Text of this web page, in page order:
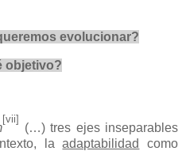
evolucionar?
objetivo?
[vii]
(…) tres ejes inseparables
laadaptabilidad
como